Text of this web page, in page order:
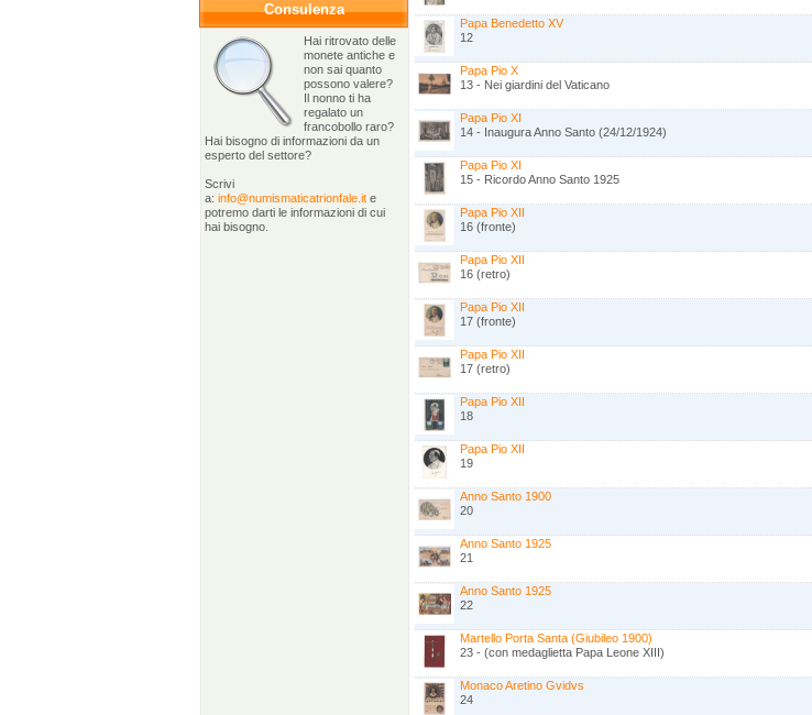
Consulenza
Hai ritrovato delle
monete antiche e
non sai quanto
possono valere?
Il nonno ti ha
regalato un
francobollo raro?
Hai bisogno di informazioni da un
esperto del settore?
Scrivi
a: info@numismaticatrionfale.it e
potremo darti le informazioni di cui
hai bisogno.
Papa Benedetto XV
12
Papa Pio X
13 - Nei giardini del Vaticano
Papa Pio XI
14 - Inaugura Anno Santo (24/12/1924)
Papa Pio XI
15 - Ricordo Anno Santo 1925
Papa Pio XII
16 (fronte)
Papa Pio XII
16 (retro)
Papa Pio XII
17 (fronte)
Papa Pio XII
17 (retro)
Papa Pio XII
18
Papa Pio XII
19
Anno Santo 1900
20
Anno Santo 1925
21
Anno Santo 1925
22
Martello Porta Santa (Giubileo 1900)
23 - (con medaglietta Papa Leone XIII)
Monaco Aretino Gvidvs
24